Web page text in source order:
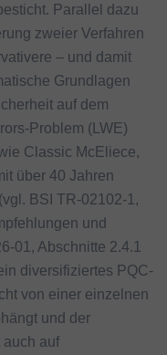
Parallel dazu
zweier Verfahren
– und damit
Grundlagen
auf dem
Problem (LWE)
Classic McEliece,
über 40 Jahren
BSI TR-02102-1,
und
01, Abschnitte 2.4.1
diversifiziertes PQC-
von einer einzelnen
und der
auch auf